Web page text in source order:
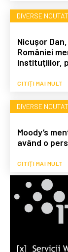
DIVERSE
Nicușor
României
instituțiilor,
CITIȚI MAI MULT
DIVERSE
Moody’s
având o
CITIȚI MAI MULT